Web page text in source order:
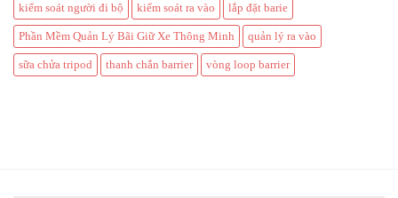
kiểm soát người đi bộ kiểm soát ra vào lắp đặt barie
Phần Mềm Quản Lý Bãi Giữ Xe Thông Minh quản lý ra vào
sữa chửa tripod thanh chắn barrier vòng loop barrier